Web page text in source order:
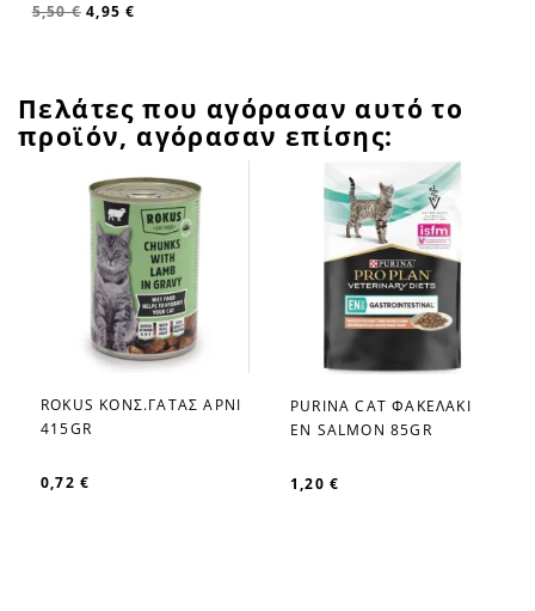
5,50 € 4,95 €
Πελάτες που αγόρασαν αυτό το
προϊόν, αγόρασαν επίσης:
favorite_border
ROKUS ΚΟΝΣ.ΓΑΤΑΣ ΑΡΝΙ
415GR
0,72 €
favorite_border
PURINA CAT ΦΑΚΕΛΑΚΙ
EN SALMON 85GR
1,20 €